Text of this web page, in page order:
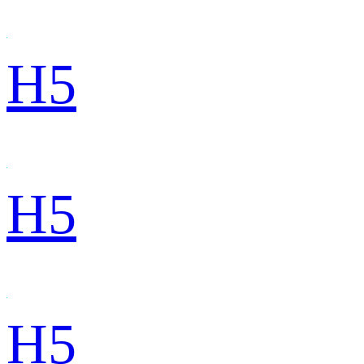
H5
H5
H5